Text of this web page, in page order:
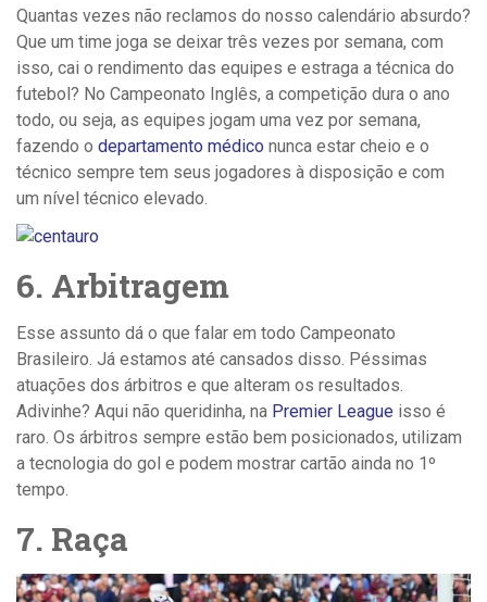
Quantas vezes não reclamos do nosso calendário absurdo?
Que um time joga se deixar três vezes por semana, com
isso, cai o rendimento das equipes e estraga a técnica do
futebol? No Campeonato Inglês, a competição dura o ano
todo, ou seja, as equipes jogam uma vez por semana,
fazendo o departamento médico nunca estar cheio e o
técnico sempre tem seus jogadores à disposição e com
um nível técnico elevado.
6. Arbitragem
Esse assunto dá o que falar em todo Campeonato
Brasileiro. Já estamos até cansados disso. Péssimas
atuações dos árbitros e que alteram os resultados.
Adivinhe? Aqui não queridinha, na Premier League isso é
raro. Os árbitros sempre estão bem posicionados, utilizam
a tecnologia do gol e podem mostrar cartão ainda no 1º
tempo.
7. Raça